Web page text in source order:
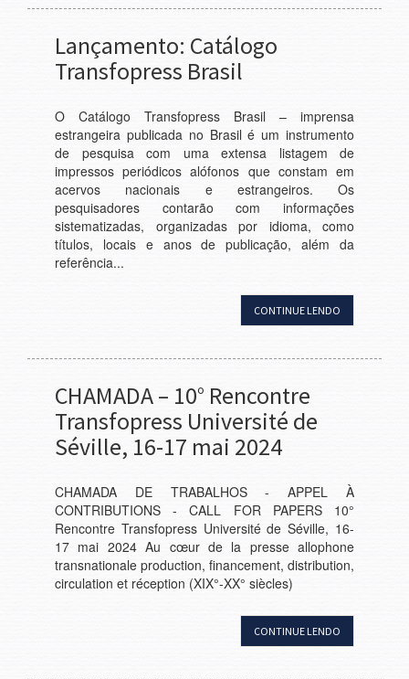
Lançamento: Catálogo
Transfopress Brasil
O Catálogo Transfopress Brasil – imprensa
estrangeira publicada no Brasil é um instrumento
de pesquisa com uma extensa listagem de
impressos periódicos alófonos que constam em
acervos nacionais e estrangeiros. Os
pesquisadores contarão com informações
sistematizadas, organizadas por idioma, como
títulos, locais e anos de publicação, além da
referência...
CONTINUE LENDO
CHAMADA – 10° Rencontre
Transfopress Université de
Séville, 16-17 mai 2024
CHAMADA DE TRABALHOS - APPEL À
CONTRIBUTIONS - CALL FOR PAPERS 10°
Rencontre Transfopress Université de Séville, 16-
17 mai 2024 Au cœur de la presse allophone
transnationale production, financement, distribution,
circulation et réception (XIX°-XX° siècles)
CONTINUE LENDO